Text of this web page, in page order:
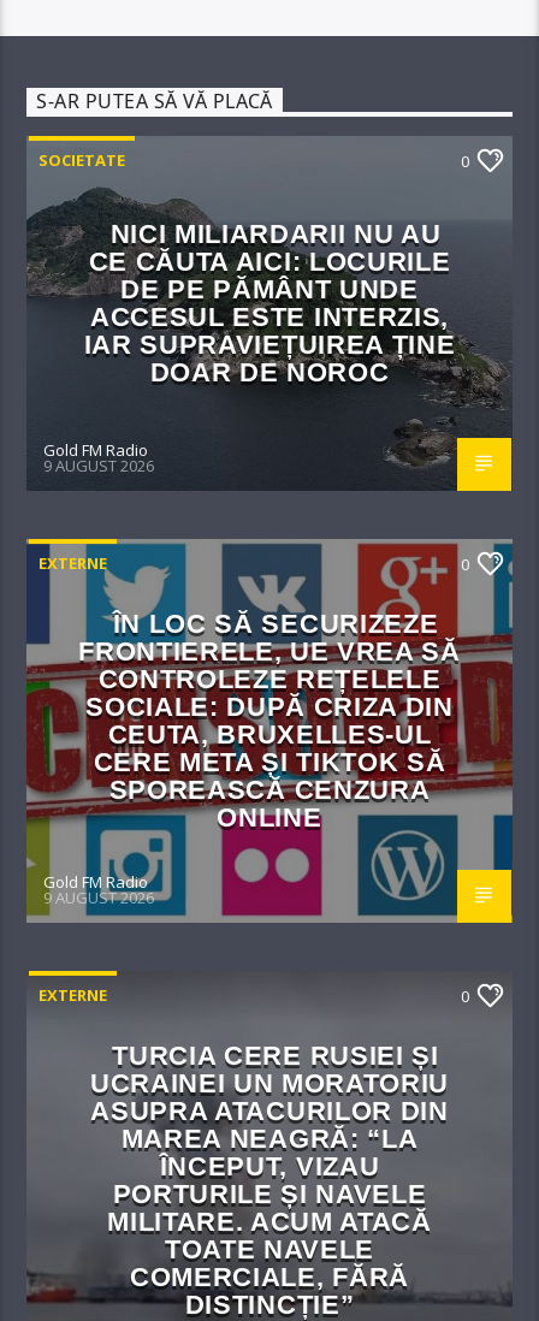
S-AR PUTEA SĂ VĂ PLACĂ
SOCIETATE 0
NICI MILIARDARII NU AU
CE CĂUTA AICI: LOCURILE
DE PE PĂMÂNT UNDE
ACCESUL ESTE INTERZIS,
IAR SUPRAVIEȚUIREA ȚINE
DOAR DE NOROC
Gold FM Radio
9 AUGUST 2026
EXTERNE 0
ÎN LOC SĂ SECURIZEZE
FRONTIERELE, UE VREA SĂ
CONTROLEZE REȚELELE
SOCIALE: DUPĂ CRIZA DIN
CEUTA, BRUXELLES-UL
CERE META ȘI TIKTOK SĂ
SPOREASCĂ CENZURA
ONLINE
Gold FM Radio
9 AUGUST 2026
EXTERNE 0
TURCIA CERE RUSIEI ȘI
UCRAINEI UN MORATORIU
ASUPRA ATACURILOR DIN
MAREA NEAGRĂ: “LA
ÎNCEPUT, VIZAU
PORTURILE ȘI NAVELE
MILITARE. ACUM ATACĂ
TOATE NAVELE
COMERCIALE, FĂRĂ
DISTINCȚIE”